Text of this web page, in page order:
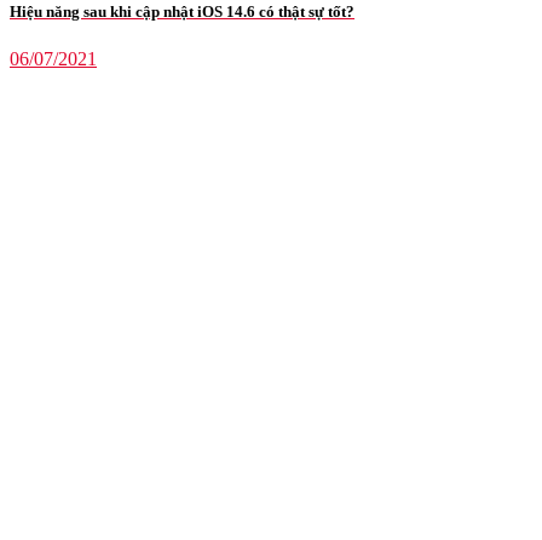
Hiệu năng sau khi cập nhật iOS 14.6 có thật sự tốt?
06/07/2021